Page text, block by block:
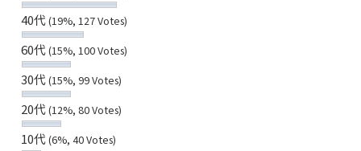
40代(19%, 127 Votes)
60代(15%, 100 Votes)
30代(15%, 99 Votes)
20代(12%, 80 Votes)
10代(6%, 40 Votes)